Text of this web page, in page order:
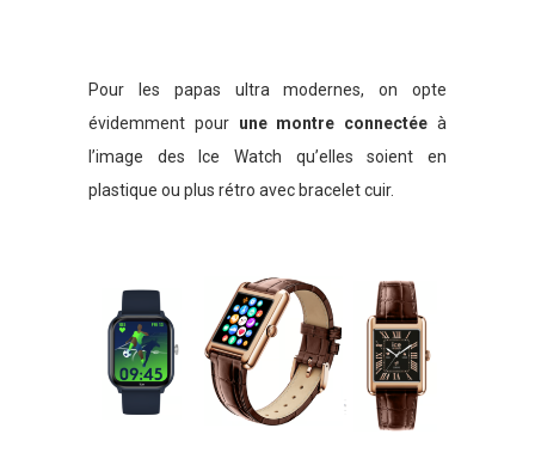
Pour les papas ultra modernes, on opte
évidemment pour une montre connectée à
l’image des Ice Watch qu’elles soient en
plastique ou plus rétro avec bracelet cuir.